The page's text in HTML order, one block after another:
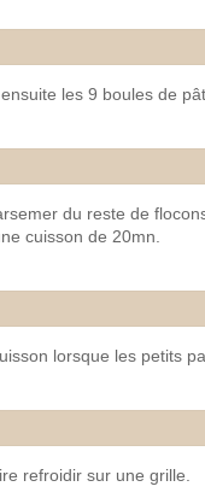
les 9 boules de
du reste de
cuisson de 20mn.
lorsque les petits
refroidir sur une grille.